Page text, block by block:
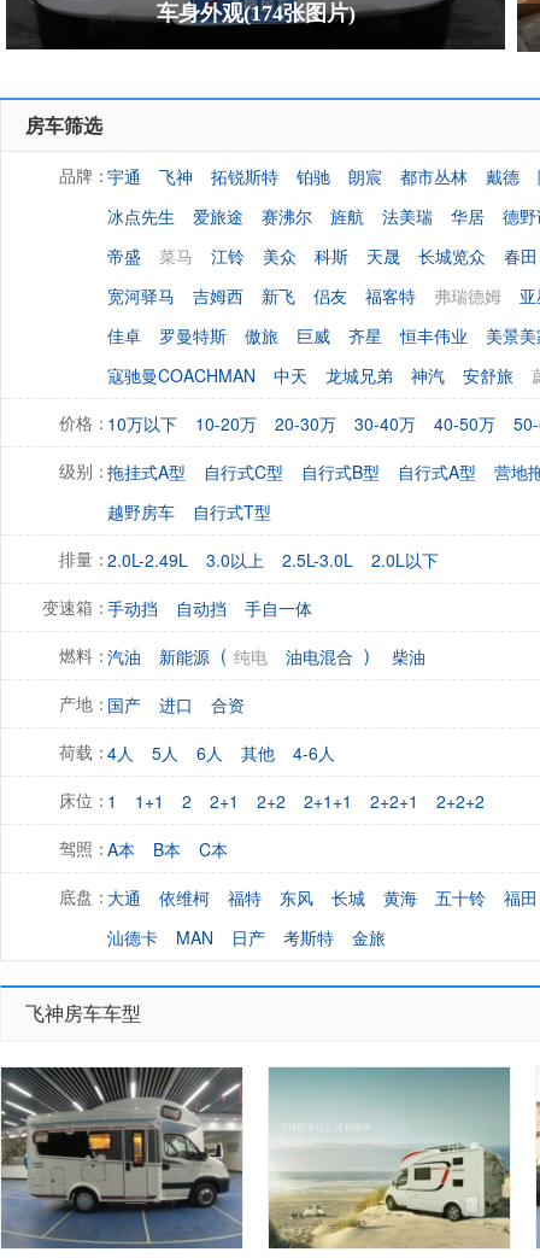
车身外观(174张图片)
房车筛选
品牌：宇通 飞神 拓锐斯特 铂驰 朗宸 都市丛林 戴德
冰点先生
爱旅途 赛沸尔 旌航 法美瑞 华居
德
帝盛
菜马 江铃 美众 科斯 天晟 长城览众
春田
宽河驿马
吉姆西 新飞 侣友 福客特 弗瑞德姆
佳卓
罗曼特斯 傲旅 巨威 齐星 恒丰伟业
美景
寇驰曼COACHMAN
中天 龙城兄弟 神汽 安舒旅
价格：10万以下 10-20万 20-30万 30-40万 40-50万
级别：拖挂式A型 自行式C型 自行式B型 自行式A型
营地
越野房车
自行式T型
排量：2.0L-2.49L 3.0以上 2.5L-3.0L 2.0L以下
变速箱：手动挡 自动挡 手自一体
燃料：汽油 新能源 ( 纯电 油电混合 ) 柴油
产地：国产 进口 合资
荷载：4人 5人 6人 其他 4-6人
床位：1 1+1 2 2+1 2+2 2+1+1 2+2+1 2+2+2
驾照：A本 B本 C本
底盘：大通 依维柯 福特 东风 长城 黄海 五十铃
福田
汕德卡
MAN 日产 考斯特 金旅
飞神房车车型